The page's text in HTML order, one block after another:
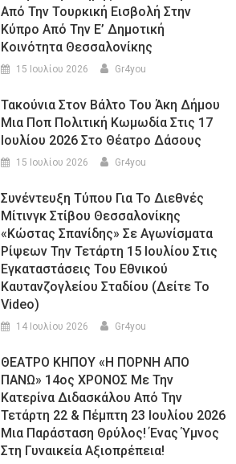
Από Την Τουρκική Εισβολή Στην
Κύπρο Από Την Ε’ Δημοτική
Κοινότητα Θεσσαλονίκης
15 Ιουλίου 2026 Gr4you
Τακούνια Στον Βάλτο Του Άκη Δήμου
Μια Ποπ Πολιτική Κωμωδία Στις 17
Ιουλίου 2026 Στο Θέατρο Δάσους
15 Ιουλίου 2026 Gr4you
Συνέντευξη Τύπου Για Το Διεθνές
Μίτινγκ Στίβου Θεσσαλονίκης
«Κώστας Σπανίδης» Σε Αγωνίσματα
Ρίψεων Την Τετάρτη 15 Ιουλίου Στις
Εγκαταστάσεις Του Εθνικού
Καυτανζογλείου Σταδίου (Δείτε Το
Video)
14 Ιουλίου 2026 Gr4you
ΘΕΑΤΡΟ ΚΗΠΟΥ «Η ΠΟΡΝΗ ΑΠΟ
ΠΑΝΩ» 14ος ΧΡΟΝΟΣ Με Την
Κατερίνα Διδασκάλου Από Την
Τετάρτη 22 & Πέμπτη 23 Ιουλίου 2026
Μια Παράσταση Θρύλος! Ένας Ύμνος
Στη Γυναικεία Αξιοπρέπεια!